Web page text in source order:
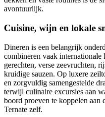
avontuurlijk.
Cuisine, wijn en lokale
Dineren is een belangrijk
combineren vaak internationale
gerechten, verse zeevruchten,
kruidige sauzen. Op luxere
en zorgvuldig samengestelde
terwijl culinaire excursies aan
boord proeven te koppelen aan
Ternate zelf.